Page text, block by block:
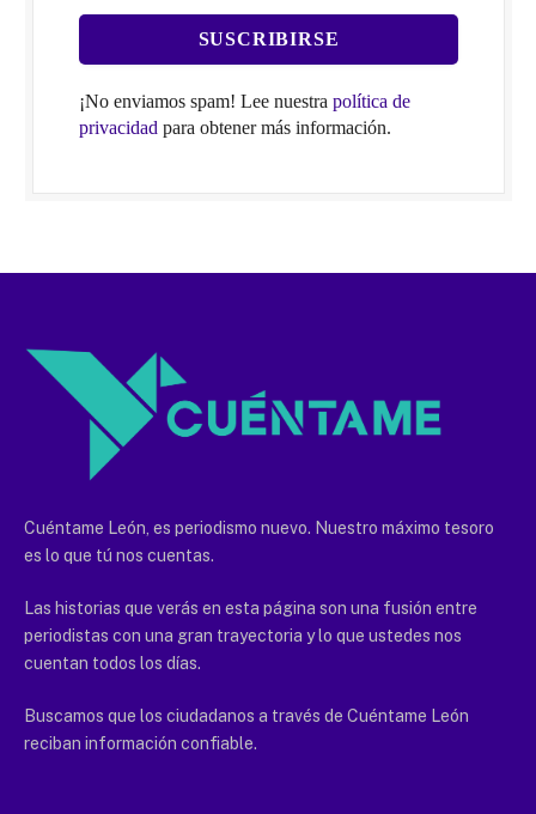
¡No enviamos spam! Lee nuestra política de
privacidad para obtener más información.
Cuéntame León, es periodismo nuevo. Nuestro máximo tesoro
es lo que tú nos cuentas.
Las historias que verás en esta página son una fusión entre
periodistas con una gran trayectoria y lo que ustedes nos
cuentan todos los días.
Buscamos que los ciudadanos a través de Cuéntame León
reciban información confiable.